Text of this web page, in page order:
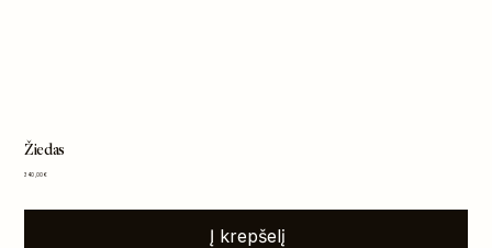
Žiedas
Kaina
340,00 €
Į krepšelį